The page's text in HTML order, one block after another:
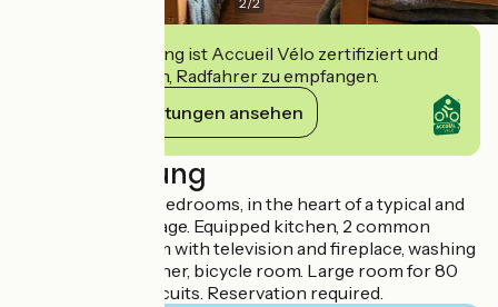
Diese Einrichtung ist Accueil Vélo zertifiziert und
verpflichtet sich, Radfahrer zu empfangen.
Ihre Verpflichtungen ansehen
Beschreibung
3 star gîte with 8 bedrooms, in the heart of a typical and
quiet Lorraine village. Equipped kitchen, 2 common
rooms, living room with television and fireplace, washing
machine, dishwasher, bicycle room. Large room for 80
people. Hiking circuits. Reservation required.